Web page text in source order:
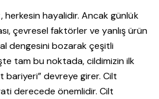
herkesin hayalidir. Ancak günlük
çevresel faktörler ve yanlış ürün
dengesini bozarak çeşitli
tam bu noktada, cildimizin ilk
bariyeri” devreye girer. Cilt
derecede önemlidir. Cilt